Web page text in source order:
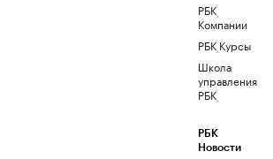
РБК
Компании
РБК Курсы
Школа
управления
РБК
РБК
Новости